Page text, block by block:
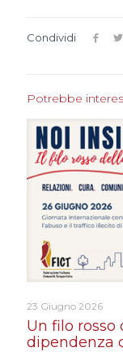
Condividi
Potrebbe
23 Giugno 2026
Un filo rosso
dipendenza